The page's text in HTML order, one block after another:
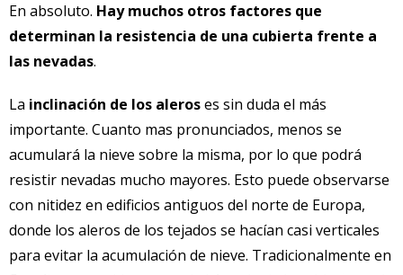
En absoluto. Hay muchos otros factores que
determinan la resistencia de una cubierta frente a
las nevadas.
La inclinación de los aleroses sin duda el más
importante. Cuanto mas pronunciados, menos se
acumulará la nieve sobre la misma, por lo que podrá
resistir nevadas mucho mayores. Esto puede observarse
con nitidez en edificios antiguos del norte de Europa,
donde los aleros de los tejados se hacían casi verticales
para evitar la acumulación de nieve. Tradicionalmente en